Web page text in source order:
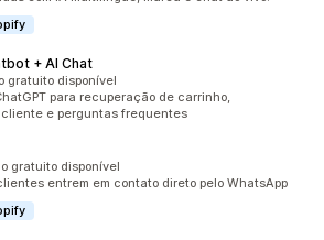
+ AI Chat
todo
gratuito disponível
para recuperação de carrinho,
e perguntas frequentes
todo
gratuito disponível
entrem em contato direto pelo WhatsApp